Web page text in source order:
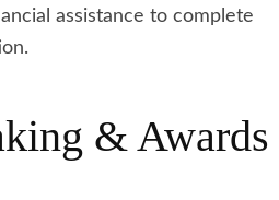
assistance to complete
&Awards